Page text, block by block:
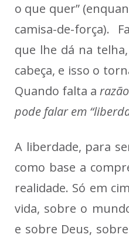
o que quer”
camisa-de-força).
que lhe dá na
cabeça, e isso o
Quando falta a razão
pode falar em
A liberdade, para
como base a
realidade. Só em
vida, sobre o
e sobre Deus,